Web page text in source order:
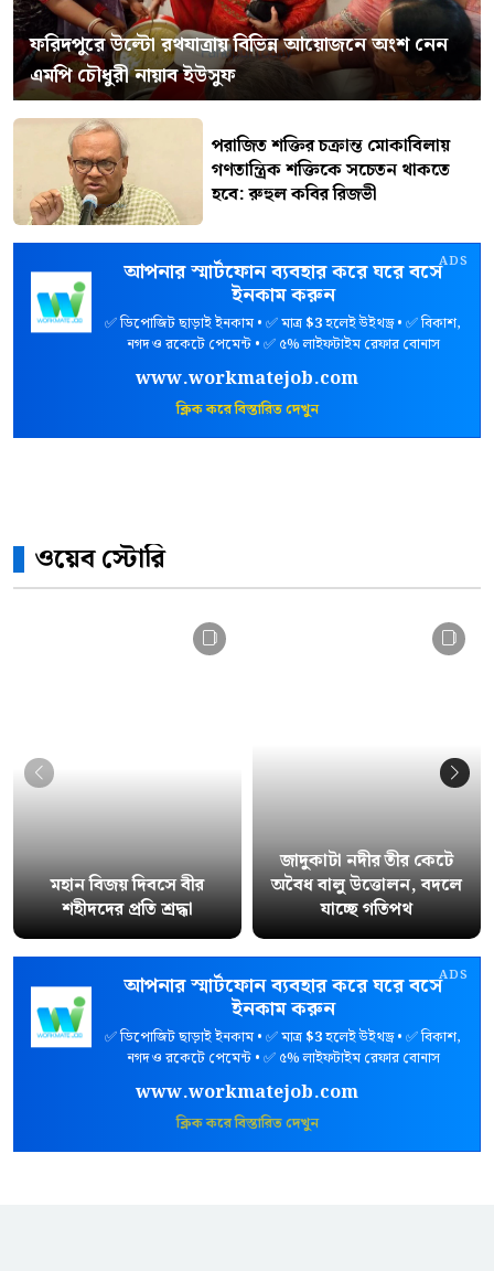
ফরিদপুরে উল্টো রথযাত্রায় বিভিন্ন আয়োজনে অংশ নেন
এমপি চৌধুরী নায়াব ইউসুফ
পরাজিত শক্তির চক্রান্ত মোকাবিলায়
গণতান্ত্রিক শক্তিকে সচেতন থাকতে
হবে: রুহুল কবির রিজভী
ADS
আপনার স্মার্টফোন ব্যবহার করে ঘরে বসে
ইনকাম করুন
✅ ডিপোজিট ছাড়াই ইনকাম • ✅ মাত্র$3হলেই উইথড্র • ✅ বিকাশ,
নগদ ও রকেটে পেমেন্ট • ✅ ৫% লাইফটাইম রেফার বোনাস
www.workmatejob.com
ক্লিক করে বিস্তারিত দেখুন
ওয়েব স্টোরি
মহান বিজয় দিবসে বীর
শহীদদের প্রতি শ্রদ্ধা
জাদুকাটা নদীর তীর কেটে
অবৈধ বালু উত্তোলন, বদলে
যাচ্ছে গতিপথ
ADS
আপনার স্মার্টফোন ব্যবহার করে ঘরে বসে
ইনকাম করুন
✅ ডিপোজিট ছাড়াই ইনকাম • ✅ মাত্র$3হলেই উইথড্র • ✅ বিকাশ,
নগদ ও রকেটে পেমেন্ট • ✅ ৫% লাইফটাইম রেফার বোনাস
www.workmatejob.com
ক্লিক করে বিস্তারিত দেখুন